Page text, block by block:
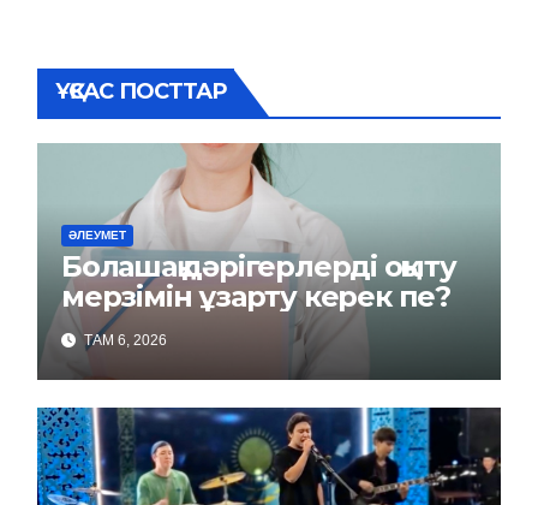
ҰҚСАС ПОСТТАР
ӘЛЕУМЕТ
Болашақ дәрігерлерді оқыту
мерзімін ұзарту керек пе?
ТАМ 6, 2026